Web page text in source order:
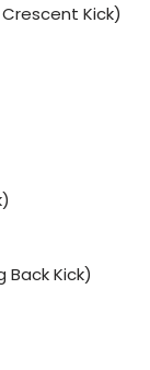
Kick)
Back Kick)